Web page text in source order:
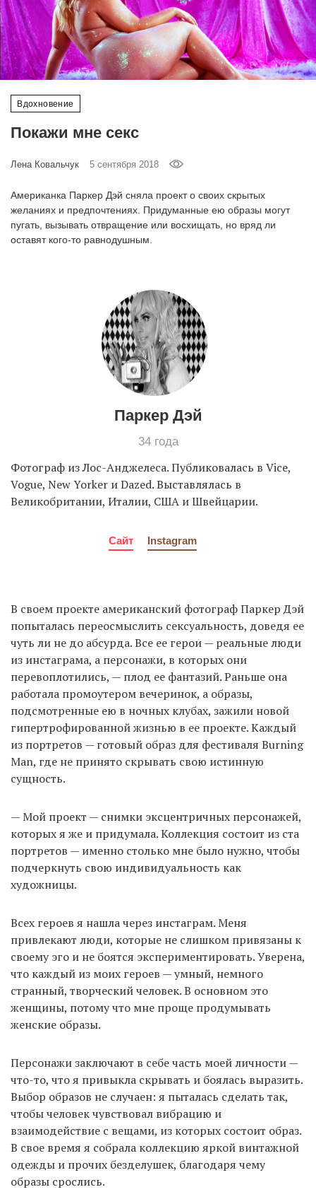
Вдохновение
Покажи мне секс
Лена Ковальчук 5 сентября 2018
Американка Паркер Дэй сняла проект о своих скрытых
желаниях и предпочтениях. Придуманные ею образы могут
пугать, вызывать отвращение или восхищать, но вряд ли
оставят кого-то равнодушным.
Паркер Дэй
34 года
Фотограф из Лос-Анджелеса. Публиковалась в Vice,
Vogue, New Yorker и Dazed. Выставлялась в
Великобритании, Италии, США и Швейцарии.
Сайт Instagram
В своем проекте американский фотограф Паркер Дэй
попыталась переосмыслить сексуальность, доведя ее
чуть ли не до абсурда. Все ее герои — реальные люди
из инстаграма, а персонажи, в которых они
перевоплотились, — плод ее фантазий. Раньше она
работала промоутером вечеринок, а образы,
подсмотренные ею в ночных клубах, зажили новой
гипертрофированной жизнью в ее проекте. Каждый
из портретов — готовый образ для фестиваля Burning
Man, где не принято скрывать свою истинную
сущность.
— Мой проект — снимки эксцентричных персонажей,
которых я же и придумала. Коллекция состоит из ста
портретов — именно столько мне было нужно, чтобы
подчеркнуть свою индивидуальность как
художницы.
Всех героев я нашла через инстаграм. Меня
привлекают люди, которые не слишком привязаны к
своему эго и не боятся экспериментировать. Уверена,
что каждый из моих героев — умный, немного
странный, творческий человек. В основном это
женщины, потому что мне проще продумывать
женские образы.
Персонажи заключают в себе часть моей личности —
что-то, что я привыкла скрывать и боялась выразить.
Выбор образов не случаен: я пыталась сделать так,
чтобы человек чувствовал вибрацию и
взаимодействие с вещами, из которых состоит образ.
В свое время я собрала коллекцию яркой винтажной
одежды и прочих безделушек, благодаря чему
образы срослись.